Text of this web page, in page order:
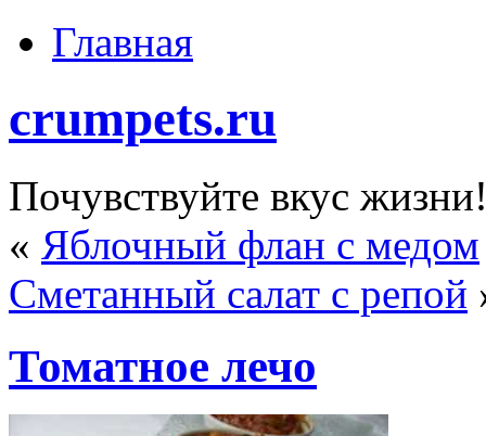
Главная
crumpets.ru
Почувствуйте вкус
« Яблочный флан с медом
Сметанный салат с репой
Томатное лечо